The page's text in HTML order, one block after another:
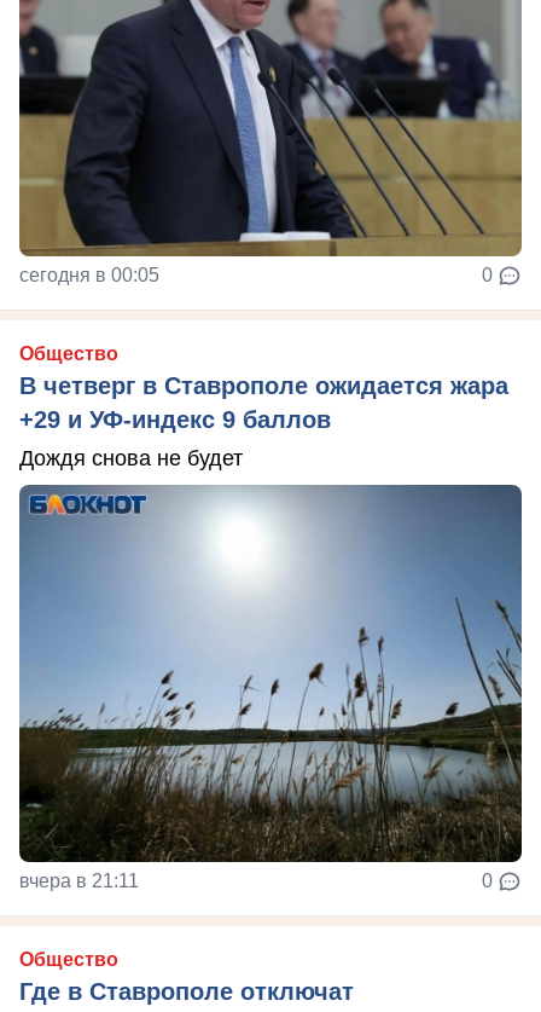
сегодня в 00:05 0
Общество
В четверг в Ставрополе ожидается жара
+29 и УФ-индекс 9 баллов
Дождя снова не будет
вчера в 21:11 0
Общество
Где в Ставрополе отключат